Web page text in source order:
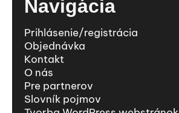
Navigácia
Prihlásenie/registrácia
Objednávka
Kontakt
O nás
Pre partnerov
Slovník pojmov